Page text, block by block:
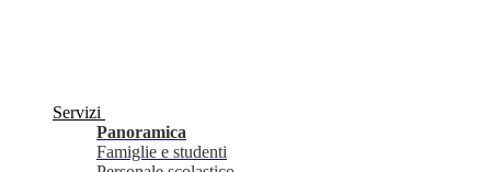
Servizi
Panoramica
Famiglie e studenti